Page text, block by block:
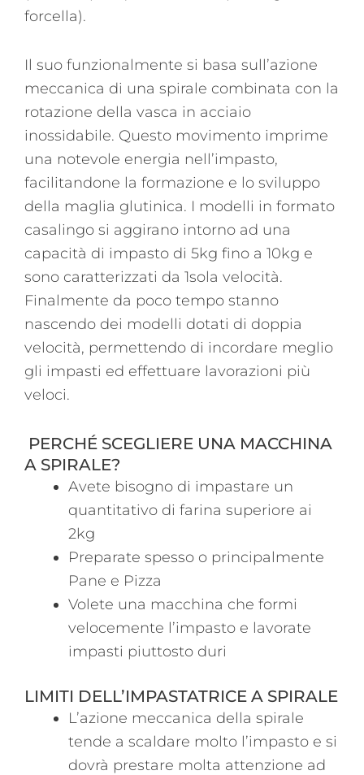
forcella).
Il suo funzionalmente si basa sull’azione
meccanica di una spirale combinata con la
rotazione della vasca in acciaio
inossidabile. Questo movimento imprime
una notevole energia nell’impasto,
facilitandone la formazione e lo sviluppo
della maglia glutinica. I modelli in formato
casalingo si aggirano intorno ad una
capacità di impasto di 5kg fino a 10kg e
sono caratterizzati da 1sola velocità.
Finalmente da poco tempo stanno
nascendo dei modelli dotati di doppia
velocità, permettendo di incordare meglio
gli impasti ed effettuare lavorazioni più
veloci.
PERCHÉ SCEGLIERE UNA MACCHINA
A SPIRALE?
Avete bisogno di impastare un
quantitativo di farina superiore ai
2kg
Preparate spesso o principalmente
Pane e Pizza
Volete una macchina che formi
velocemente l’impasto e lavorate
impasti piuttosto duri
LIMITI DELL’IMPASTATRICE A SPIRALE
L’azione meccanica della spirale
tende a scaldare molto l’impasto e si
dovrà prestare molta attenzione ad